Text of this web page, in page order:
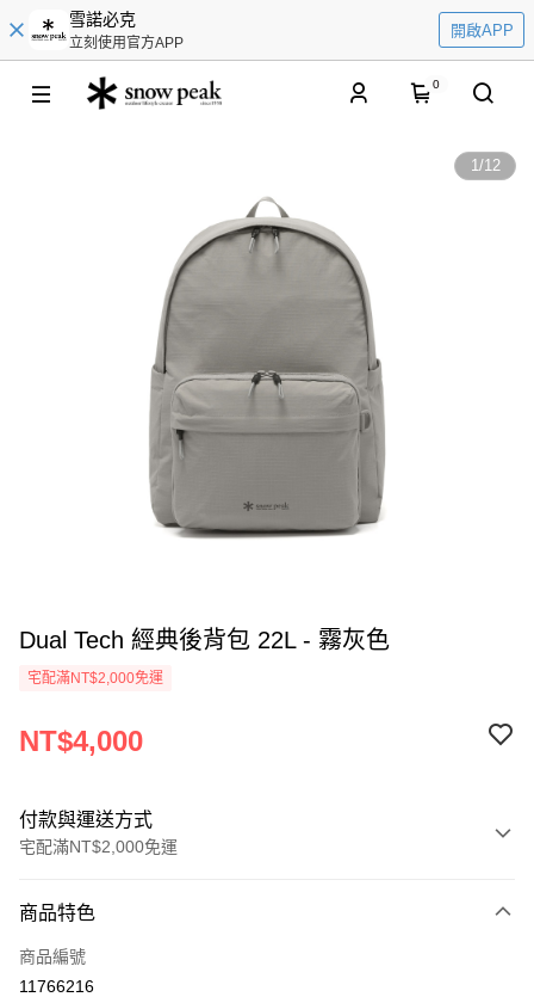
雪諾必克
立刻使用官方APP
開啟APP
0
1/12
Dual Tech 經典後背包 22L - 霧灰色
宅配滿NT$2,000免運
NT$4,000
付款與運送方式
宅配滿NT$2,000免運
信用卡一次付款
信用卡分期付款
商品特色
商品編號
11766216